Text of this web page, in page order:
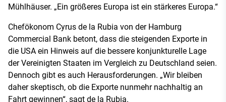
Mühlhäuser. „Ein größeres Europa ist ein stärkeres Europa.“
Chefökonom Cyrus de la Rubia von der Hamburg
Commercial Bank betont, dass die steigenden Exporte in
die USA ein Hinweis auf die bessere konjunkturelle Lage
der Vereinigten Staaten im Vergleich zu Deutschland seien.
Dennoch gibt es auch Herausforderungen. „Wir bleiben
daher skeptisch, ob die Exporte nunmehr nachhaltig an
Fahrt gewinnen“, sagt de la Rubia.